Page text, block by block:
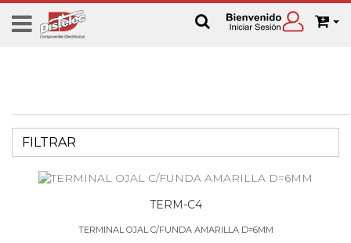
FILTRAR
TERM-C4
TERMINAL OJAL C/FUNDA AMARILLA D=6MM